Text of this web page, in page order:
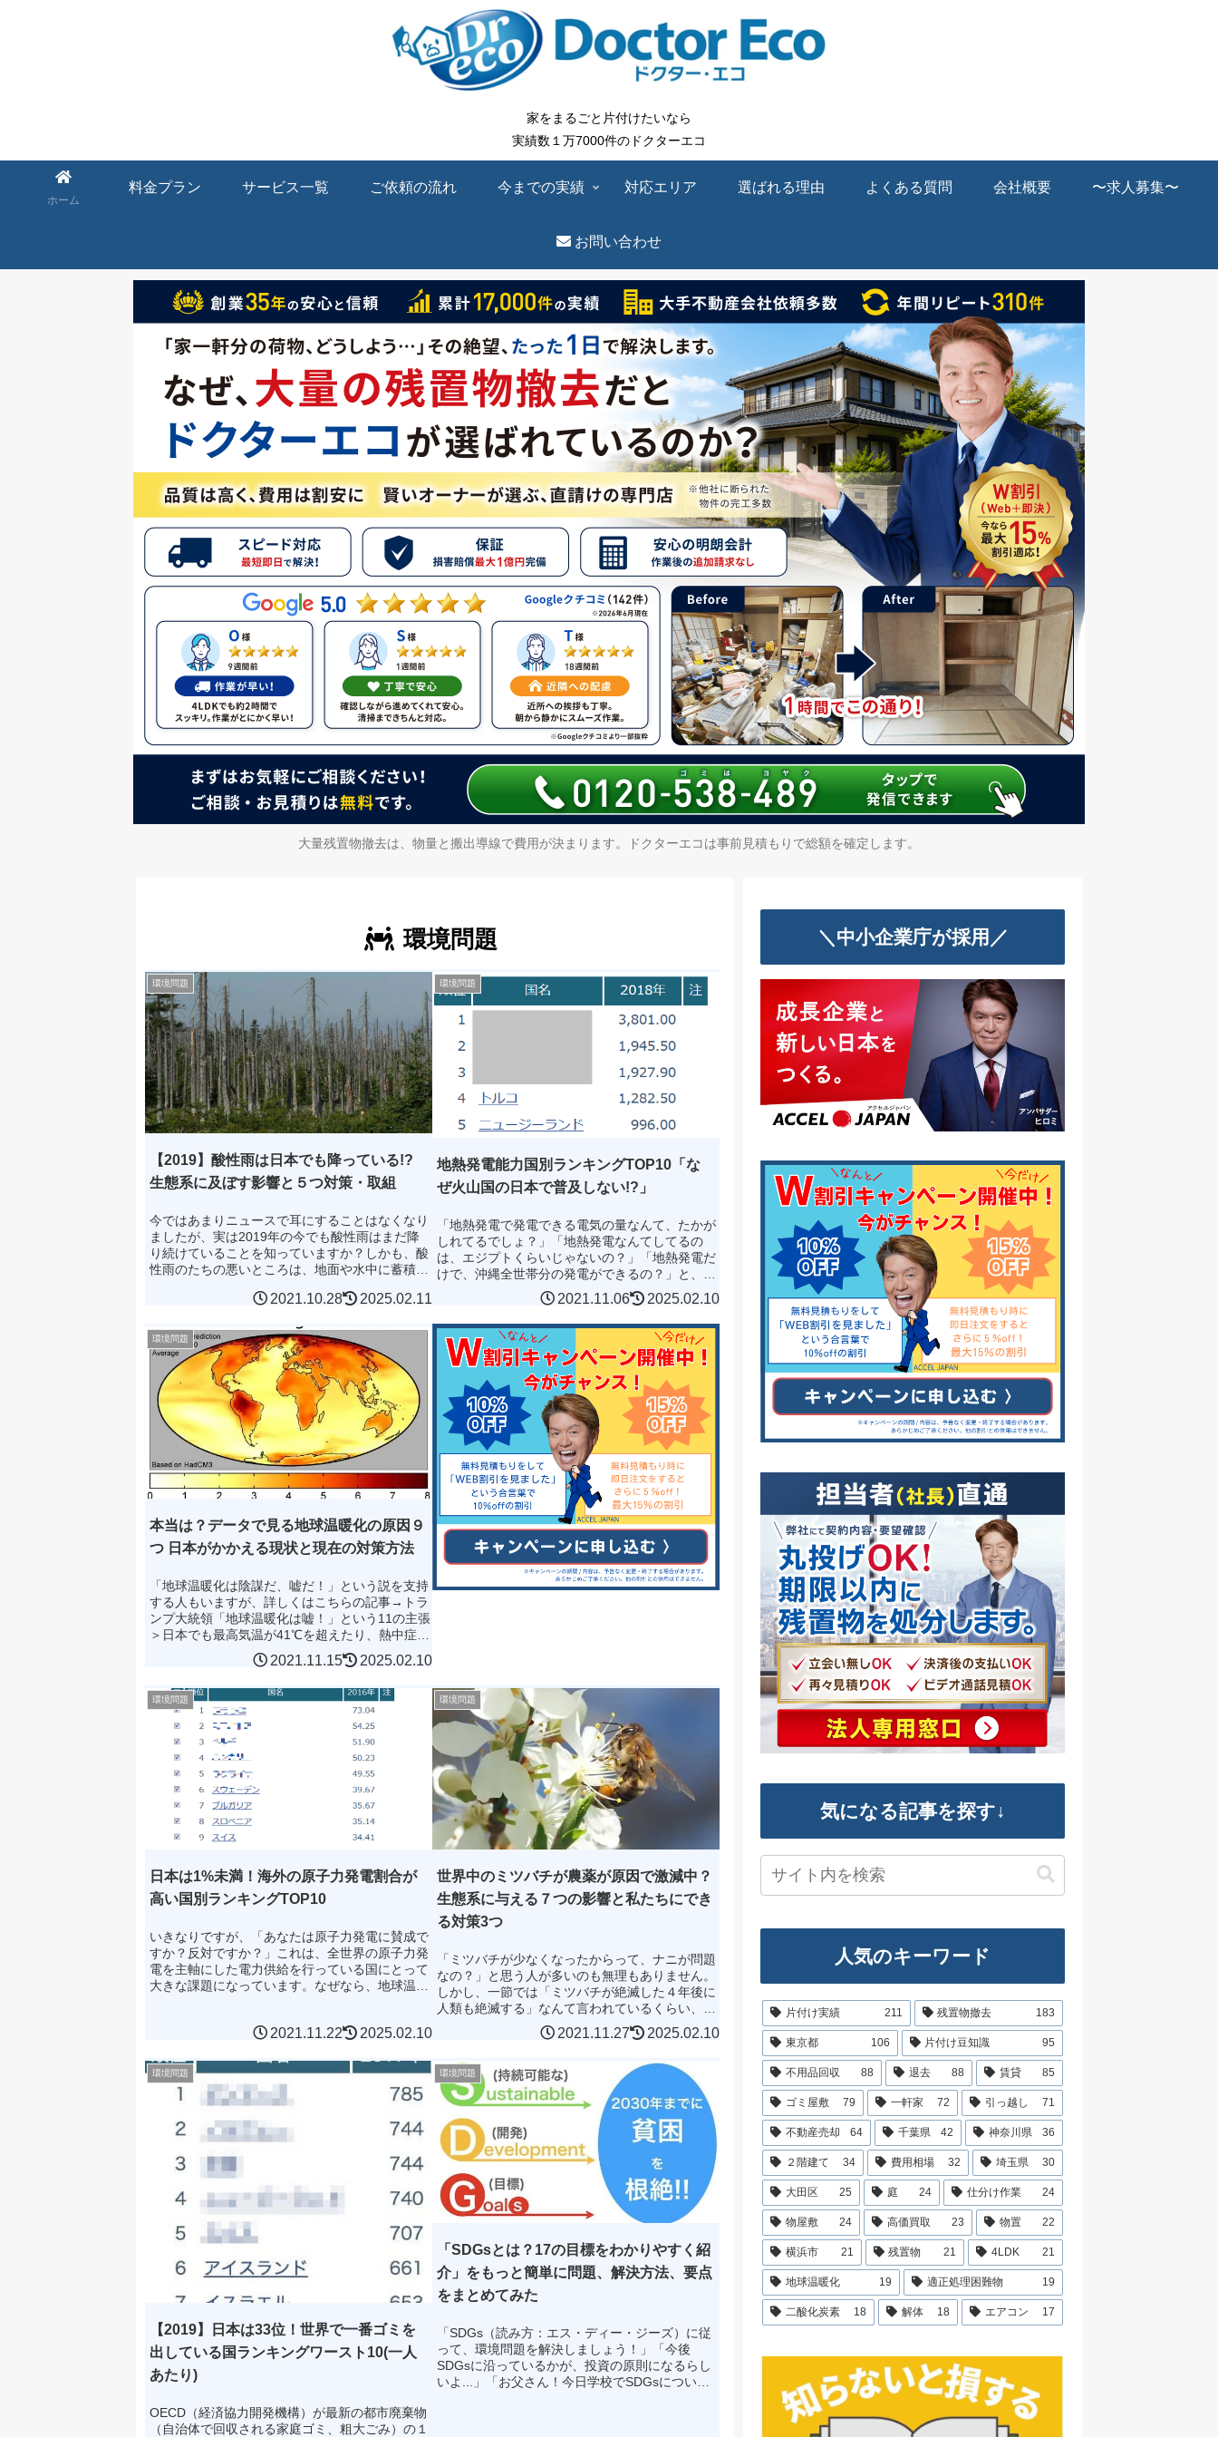
家をまるごと片付けたいなら
実績数１万7000件のドクターエコ
ホーム
料金プラン サービス一覧 ご依頼の流れ 今までの実績 対応エリア 選ばれる理由 よくある質問 会社概要 〜求人募集〜
お問い合わせ
大量残置物撤去は、物量と搬出導線で費用が決まります。ドクターエコは事前見積もりで総額を確定します。
環境問題
環境問題
【2019】酸性雨は日本でも降っている!?
生態系に及ぼす影響と５つ対策・取組
今ではあまりニュースで耳にすることはなくなり
ましたが、実は2019年の今でも酸性雨はまだ降
り続けていることを知っていますか？しかも、酸
性雨のたちの悪いところは、地面や水中に蓄積し
見えづらいからこ...
2021.10.28 2025.02.11
環境問題
地熱発電能力国別ランキングTOP10「な
ぜ火山国の日本で普及しない!?」
「地熱発電で発電できる電気の量なんて、たかが
しれてるでしょ？」「地熱発電なんてしてるの
は、エジプトくらいじゃないの？」「地熱発電だ
けで、沖縄全世帯分の発電ができるの？」と、思
った方は、これから紹介する地熱発電能力国別ラ
ンキングTOP10の国...2021.11.06 2025.02.10
環境問題
本当は？データで見る地球温暖化の原因９
つ 日本がかかえる現状と現在の対策方法
「地球温暖化は陰謀だ、嘘だ！」という説を支持
する人もいますが、詳しくはこちらの記事→トラ
ンプ大統領「地球温暖化は嘘！」という11の主張
＞日本でも最高気温が41℃を超えたり、熱中症で
死亡する人が20年で7倍に増えている現実を知れ
2021.11.15 2025.02.10
環境問題
日本は1%未満！海外の原子力発電割合が
高い国別ランキングTOP10
いきなりですが、「あなたは原子力発電に賛成で
すか？反対ですか？」これは、全世界の原子力発
電を主軸にした電力供給を行っている国にとって
大きな課題になっています。なぜなら、地球温暖
2021.11.22 2025.02.10
環境問題
世界中のミツバチが農薬が原因で激減中？
生態系に与える７つの影響と私たちにでき
る対策3つ
「ミツバチが少なくなったからって、ナニが問題
なの？」と思う人が多いのも無理もありません。
しかし、一節では「ミツバチが絶滅した４年後に
人類も絶滅する」なんて言われているくらい、私
たちの生活はミツバチに依存しています。そして
近年、原因不明の現象...2021.11.27 2025.02.10
環境問題
【2019】日本は33位！世界で一番ゴミを
出している国ランキングワースト10(一人
あたり)
OECD（経済協力開発機構）が最新の都市廃棄物
（自治体で回収される家庭ゴミ、粗大ごみ）の１
環境問題
「SDGsとは？17の目標をわかりやすく紹
介」をもっと簡単に問題、解決方法、要点
をまとめてみた
「SDGs（読み方：エス・ディー・ジーズ）に従
って、環境問題を解決しましょう！」「今後
SDGsに沿っているかが、投資の原則になるらし
いよ...」「お父さん！今日学校でSDGsについ
＼中小企業庁が採用／
気になる記事を探す↓
人気のキーワード
片付け実績 211 残置物撤去 183
東京都 106 片付け豆知識 95
不用品回収 88 退去 88 賃貸 85
ゴミ屋敷 79 一軒家 72 引っ越し 71
不動産売却 64 千葉県 42 神奈川県 36
２階建て 34 費用相場 32 埼玉県 30
大田区 25 庭 24 仕分け作業 24
物屋敷 24 高価買取 23 物置 22
横浜市 21 残置物 21 4LDK 21
地球温暖化 19 適正処理困難物 19
二酸化炭素 18 解体 18 エアコン 17